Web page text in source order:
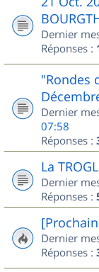
Dernier
Réponses :
"Rondes
Dernier
07:58
Réponses :
La
Dernier
Réponses :
Dernier
Réponses :